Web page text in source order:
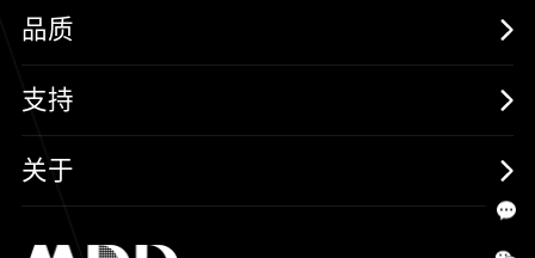
保护器件
三极管
SiC
消费电子
汽车电子
新能源
品质
可靠性实验室
质量与环境
支持
样品与支持
关于